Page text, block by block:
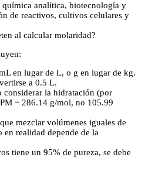
química analítica, biotecnología y
de reactivos, cultivos celulares y
al calcular molaridad?
en lugar de L, o g en lugar de kg.
a 0.5 L.
considerar la hidratación (por
= 286.14 g/mol, no 105.99
mezclar volúmenes iguales de
realidad depende de la
tiene un 95% de pureza, se debe